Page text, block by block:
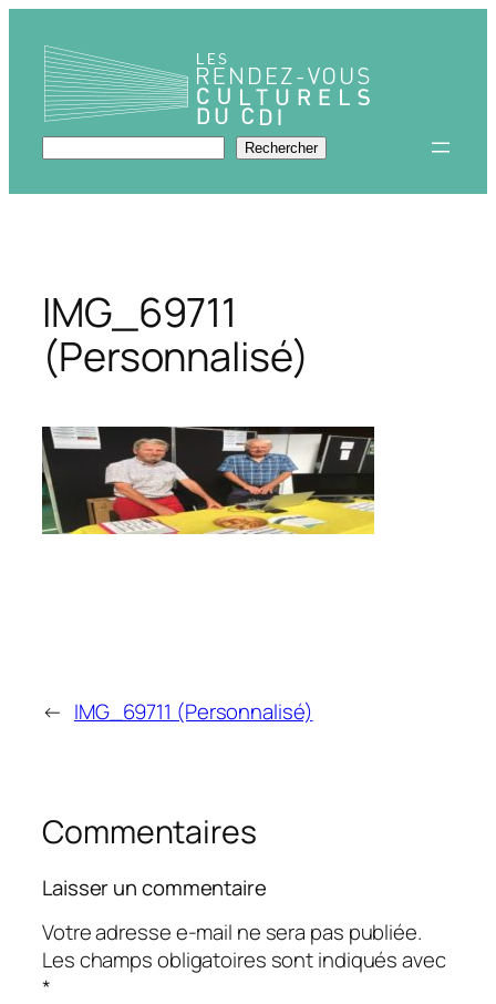
contenu
Rechercher Rechercher
IMG_69711
(Personnalisé)
← IMG_69711 (Personnalisé)
Commentaires
Laisser un commentaire
Votre adresse e-mail ne sera pas publiée.
Les champs obligatoires sont indiqués avec
*